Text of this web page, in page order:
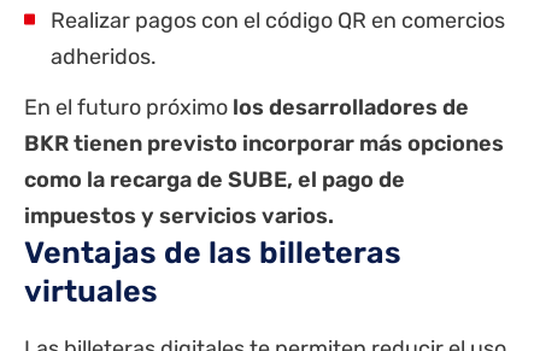
Realizar pagos con el código QR en comercios
adheridos.
En el futuro próximo los desarrolladores de
BKR tienen previsto incorporar más opciones
como la recarga de SUBE, el pago de
impuestos y servicios varios.
Ventajas de las billeteras
virtuales